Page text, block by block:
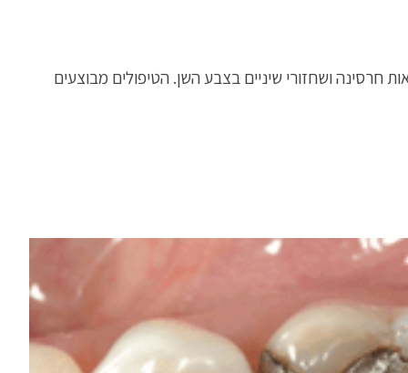
חרסינה ושחזורי שיניים בצבע השן. הטיפולים מבוצעים